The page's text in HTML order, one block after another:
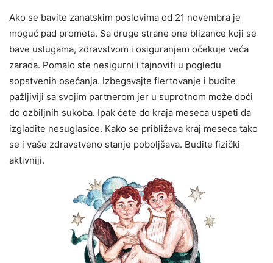
Ako se bavite zanatskim poslovima od 21 novembra je
moguć pad prometa. Sa druge strane one blizance koji se
bave uslugama, zdravstvom i osiguranjem očekuje veća
zarada. Pomalo ste nesigurni i tajnoviti u pogledu
sopstvenih osećanja. Izbegavajte flertovanje i budite
pažljiviji sa svojim partnerom jer u suprotnom može doći
do ozbiljnih sukoba. Ipak ćete do kraja meseca uspeti da
izgladite nesuglasice. Kako se približava kraj meseca tako
se i vaše zdravstveno stanje poboljšava. Budite fizički
aktivniji.